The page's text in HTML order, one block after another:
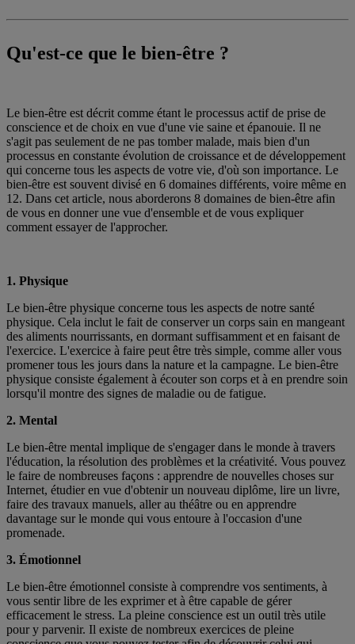
Qu'est-ce que le bien-être ?
Le bien-être est décrit comme étant le processus actif de prise de
conscience et de choix en vue d'une vie saine et épanouie. Il ne
s'agit pas seulement de ne pas tomber malade, mais bien d'un
processus en constante évolution de croissance et de développement
qui concerne tous les aspects de votre vie, d'où son importance. Le
bien-être est souvent divisé en 6 domaines différents, voire même en
12. Dans cet article, nous aborderons 8 domaines de bien-être afin
de vous en donner une vue d'ensemble et de vous expliquer
comment essayer de l'approcher.
1. Physique
Le bien-être physique concerne tous les aspects de notre santé
physique. Cela inclut le fait de conserver un corps sain en mangeant
des aliments nourrissants, en dormant suffisamment et en faisant de
l'exercice. L'exercice à faire peut être très simple, comme aller vous
promener tous les jours dans la nature et la campagne. Le bien-être
physique consiste également à écouter son corps et à en prendre soin
lorsqu'il montre des signes de maladie ou de fatigue.
2. Mental
Le bien-être mental implique de s'engager dans le monde à travers
l'éducation, la résolution des problèmes et la créativité. Vous pouvez
le faire de nombreuses façons : apprendre de nouvelles choses sur
Internet, étudier en vue d'obtenir un nouveau diplôme, lire un livre,
faire des travaux manuels, aller au théâtre ou en apprendre
davantage sur le monde qui vous entoure à l'occasion d'une
promenade.
3. Émotionnel
Le bien-être émotionnel consiste à comprendre vos sentiments, à
vous sentir libre de les exprimer et à être capable de gérer
efficacement le stress. La pleine conscience est un outil très utile
pour y parvenir. Il existe de nombreux exercices de pleine